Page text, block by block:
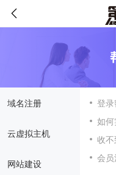
域名注册
云虚拟主机
网站建设
登录
如
收不
会